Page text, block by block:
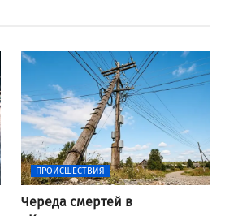
ПРОИСШЕСТВИЯ
Череда смертей в